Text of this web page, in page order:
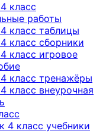
класс
работы
класс таблицы
класс сборники
класс игровое
класс тренажёры
класс внеурочная
4 класс учебники